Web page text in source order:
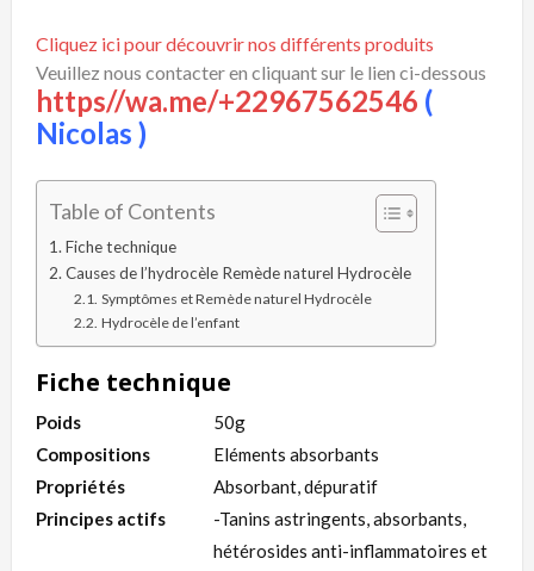
Cliquez ici pour découvrir nos différents produits
Veuillez nous contacter en cliquant sur le lien ci-dessous
https//wa.me/+22967562546 (
Nicolas )
Table of Contents
Fiche technique
Causes de l’hydrocèle Remède naturel Hydrocèle
Symptômes et Remède naturel Hydrocèle
Hydrocèle de l’enfant
Fiche technique
Poids
50g
Compositions
Eléments absorbants
Propriétés
Absorbant, dépuratif
Principes actifs
-Tanins astringents, absorbants,
hétérosides anti-inflammatoires et